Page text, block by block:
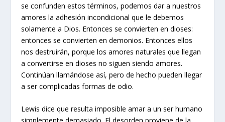
se confunden estos términos, podemos dar a nuestros
amores la adhesión incondicional que le debemos
solamente a Dios. Entonces se convierten en dioses:
entonces se convierten en demonios. Entonces ellos
nos destruirán, porque los amores naturales que llegan
a convertirse en dioses no siguen siendo amores.
Continúan llamándose así, pero de hecho pueden llegar
a ser complicadas formas de odio.
Lewis dice que resulta imposible amar a un ser humano